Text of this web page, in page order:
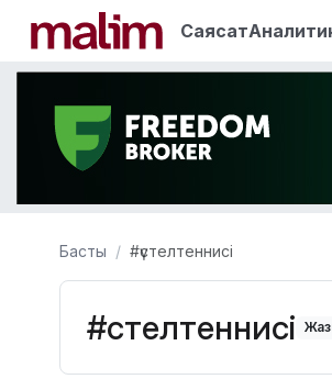
Саясат
Басты #үстелтеннисі
#үстелтеннисі